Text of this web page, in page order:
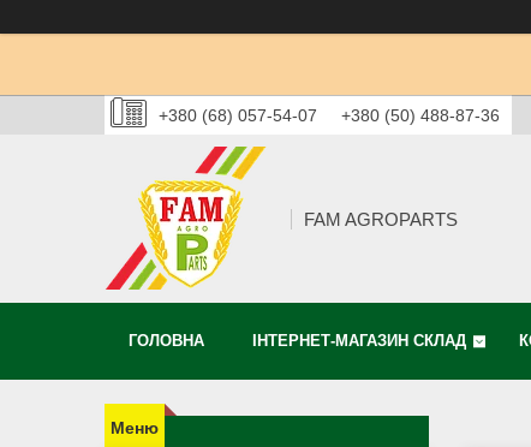
+380 (68) 057-54-07 +380 (50) 488-87-36
FAM AGROPARTS
ГОЛОВНА ІНТЕРНЕТ-МАГАЗИН СКЛАД